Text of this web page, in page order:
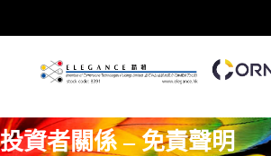
投資者關係 – 免責聲明